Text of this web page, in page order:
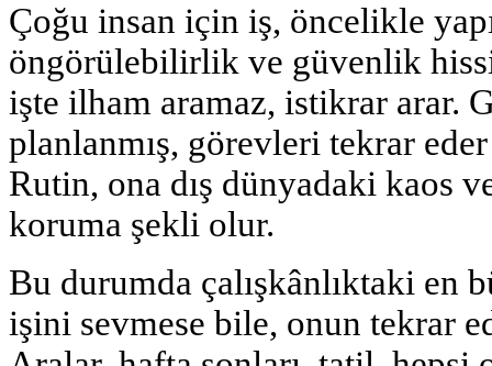
Çoğu insan için iş, öncelikle
öngörülebilirlik ve güvenlik
işte ilham aramaz, istikrar arar.
planlanmış, görevleri tekrar
Rutin, ona dış dünyadaki kaos
koruma şekli olur.
Bu durumda çalışkânlıktaki en
işini sevmese bile, onun tekrar